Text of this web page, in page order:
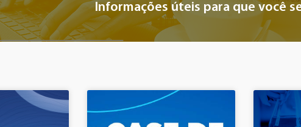
Informações úteis para que você